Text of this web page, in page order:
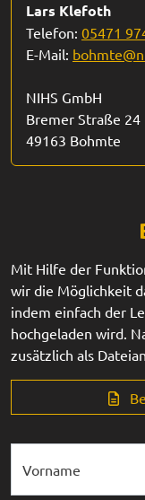
Lars Klefoth
Telefon: 05471
E-Mail:
NIHS GmbH
Bremer Straße 24
49163 Bohmte
Mit Hilfe der
wir die Möglichkeit
indem einfach der
hochgeladen wird.
zusätzlich als
Vorname